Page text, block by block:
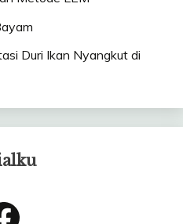
Duri Ikan Nyangkut di